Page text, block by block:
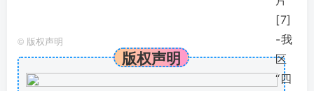
© 版权声明
版权声明